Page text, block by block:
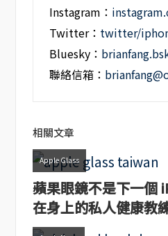
Instagram：
Twitter： twitter/
Bluesky：
聯絡信箱：
相關文章
Apple Glass
蘋果眼鏡不是下一個
在身上的私人健康教